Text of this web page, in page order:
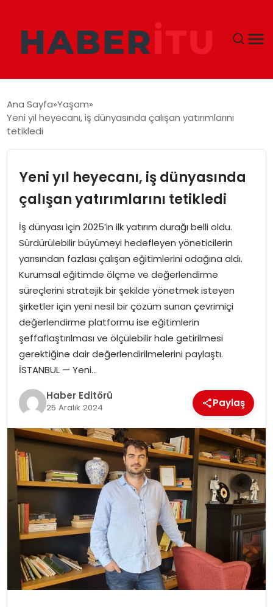
DÜNYA
TEKNOLOJI
MAGAZIN
SPOR
YAŞAM
Ana Sayfa Yaşam
Yeni yıl heyecanı, iş dünyasında çalışan yatırımlarını
tetikledi
Yeni yıl heyecanı, iş dünyasında
çalışan yatırımlarını tetikledi
İş dünyası için 2025’in ilk yatırım durağı belli oldu.
Sürdürülebilir büyümeyi hedefleyen yöneticilerin
yarısından fazlası çalışan eğitimlerini odağına aldı.
Kurumsal eğitimde ölçme ve değerlendirme
süreçlerini stratejik bir şekilde yönetmek isteyen
şirketler için yeni nesil bir çözüm sunan çevrimiçi
değerlendirme platformu ise eğitimlerin
şeffaflaştırılması ve ölçülebilir hale getirilmesi
gerektiğine dair değerlendirilmelerini paylaştı.
İSTANBUL — Yeni…
Haber Editörü
25 Aralık 2024 Paylaş